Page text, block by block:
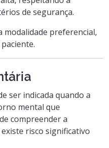
de segurança.
modalidade preferencial,
ser indicada quando a
mental que
compreender a
risco significativo